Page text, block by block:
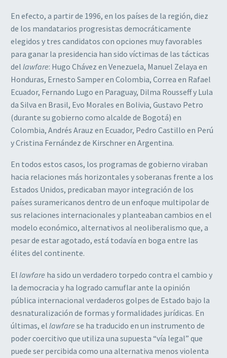
En efecto, a partir de 1996, en los países de la región, diez
de los mandatarios progresistas democráticamente
elegidos y tres candidatos con opciones muy favorables
para ganar la presidencia han sido víctimas de las tácticas
del lawfare: Hugo Chávez en Venezuela, Manuel Zelaya en
Honduras, Ernesto Samper en Colombia, Correa en Rafael
Ecuador, Fernando Lugo en Paraguay, Dilma Rousseff y Lula
da Silva en Brasil, Evo Morales en Bolivia, Gustavo Petro
(durante su gobierno como alcalde de Bogotá) en
Colombia, Andrés Arauz en Ecuador, Pedro Castillo en Perú
y Cristina Fernández de Kirschner en Argentina.
En todos estos casos, los programas de gobierno viraban
hacia relaciones más horizontales y soberanas frente a los
Estados Unidos, predicaban mayor integración de los
países suramericanos dentro de un enfoque multipolar de
sus relaciones internacionales y planteaban cambios en el
modelo económico, alternativos al neoliberalismo que, a
pesar de estar agotado, está todavía en boga entre las
élites del continente.
El lawfare ha sido un verdadero torpedo contra el cambio y
la democracia y ha logrado camuflar ante la opinión
pública internacional verdaderos golpes de Estado bajo la
desnaturalización de formas y formalidades jurídicas. En
últimas, el lawfare se ha traducido en un instrumento de
poder coercitivo que utiliza una supuesta “vía legal” que
puede ser percibida como una alternativa menos violenta